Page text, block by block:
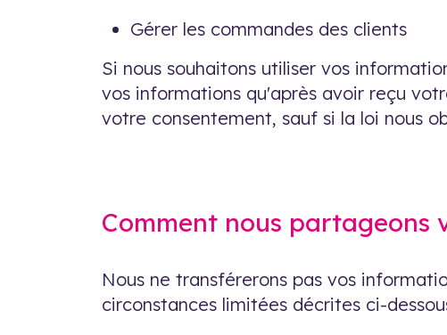
Gérer les commandes des clients
Si nous souhaitons utiliser vos
vos informations qu'après avoir reçu
votre consentement, sauf si la loi nous
Comment nous partageons
Nous ne transférerons pas vos
circonstances limitées décrites ci-